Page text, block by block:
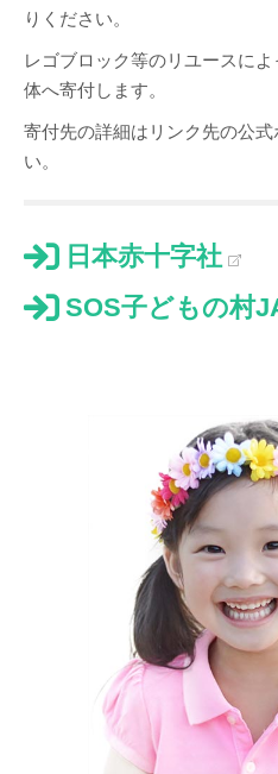
りください。
レゴブロック等のリユースに
体へ寄付します。
寄付先の詳細はリンク先の公
い。
日本赤十字社
SOS子どもの村